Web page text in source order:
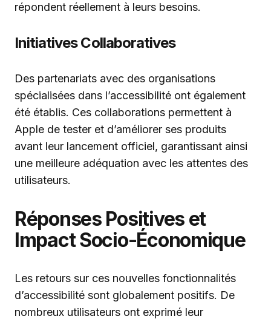
répondent réellement à leurs besoins.
Initiatives Collaboratives
Des partenariats avec des organisations
spécialisées dans l’accessibilité ont également
été établis. Ces collaborations permettent à
Apple de tester et d’améliorer ses produits
avant leur lancement officiel, garantissant ainsi
une meilleure adéquation avec les attentes des
utilisateurs.
Réponses Positives et
Impact Socio-Économique
Les retours sur ces nouvelles fonctionnalités
d’accessibilité sont globalement positifs. De
nombreux utilisateurs ont exprimé leur